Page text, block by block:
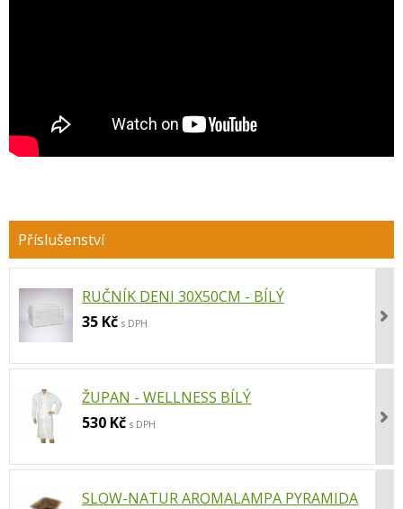
RUČNÍK DENI 30X50CM - BÍLÝ
35 Kč s DPH
ŽUPAN - WELLNESS BÍLÝ
530 Kč s DPH
SLOW-NATUR AROMALAMPA PYRAMIDA